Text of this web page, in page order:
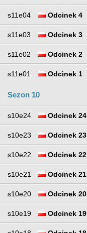
s11e04 Odcinek 4
s11e03 Odcinek 3
s11e02 Odcinek 2
s11e01 Odcinek 1
Sezon 10
s10e24 Odcinek 24
s10e23 Odcinek 23
s10e22 Odcinek 22
s10e21 Odcinek 21
s10e20 Odcinek 20
s10e19 Odcinek 19